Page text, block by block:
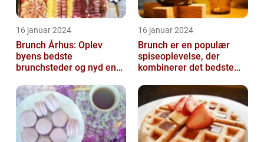
16 januar 2024
Brunch Århus: Oplev
byens bedste
brunchsteder og nyd en
madoplevelse
16 januar 2024
Brunch er en populær
spiseoplevelse, der
kombinerer det bedste
frokost